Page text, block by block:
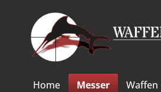
Home Messer Waffen